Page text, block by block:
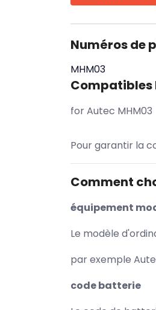
Numéros de
MHM03
Compatibles
for Autec MHM03
Pour garantir la
Comment
équipement
Le modèle
par exemple
code batterie